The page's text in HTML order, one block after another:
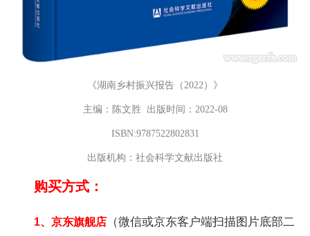
《湖南乡村振兴报告（2022）》
主编：陈文胜 出版时间：2022-08
ISBN:9787522802831
出版机构：社会科学文献出版社
购买方式：
1、京东旗舰店 （微信或京东客户端扫描图片底部二